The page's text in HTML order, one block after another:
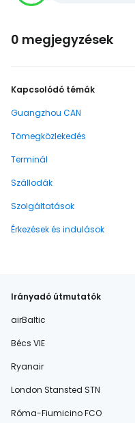
0 megjegyzések
Kapcsolódó témák
Guangzhou CAN
Tömegközlekedés
Terminál
Szállodák
Szolgáltatások
Érkezések és indulások
Irányadó útmutatók
airBaltic
Bécs VIE
Ryanair
London Stansted STN
Róma-Fiumicino FCO